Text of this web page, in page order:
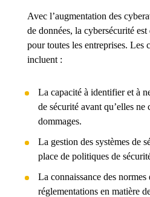
Avec l’augmentation des
de données, la cybersécurité
pour toutes les entreprises. Les
incluent :
La capacité à identifier et à
de sécurité avant qu’elles ne
dommages.
La gestion des systèmes de
place de politiques de
La connaissance des
réglementations en matière